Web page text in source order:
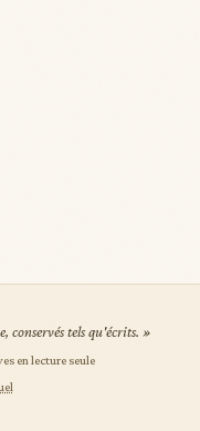
conservés tels qu'écrits. »
en lecture seule